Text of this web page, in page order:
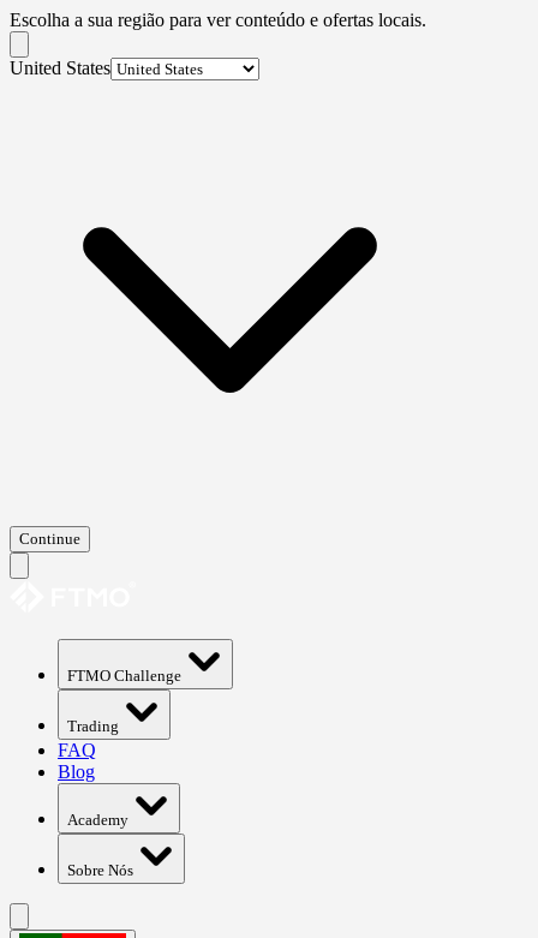
Escolha a sua região para ver conteúdo e ofertas locais.
United States
Continue
FTMO Challenge
Trading
FAQ
Blog
Academy
Sobre Nós